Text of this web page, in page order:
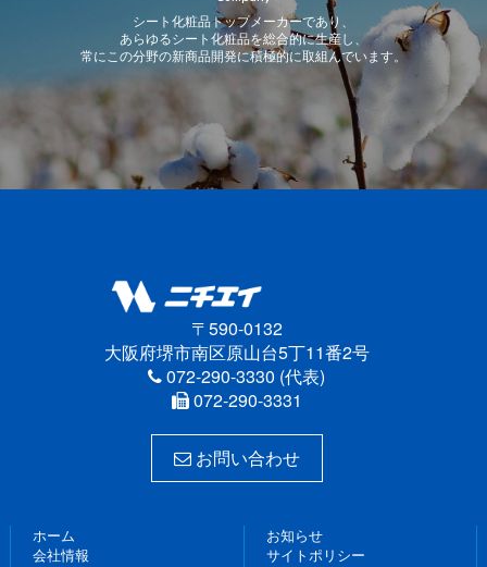
シート化粧品トップメーカーであり、
あらゆるシート化粧品を総合的に生産し、
常にこの分野の新商品開発に積極的に取組んでいます。
〒590-0132
大阪府堺市南区原山台5丁11番2号
072-290-3330 (代表)
072-290-3331
お問い合わせ
ホーム
会社情報
お知らせ
サイトポリシー